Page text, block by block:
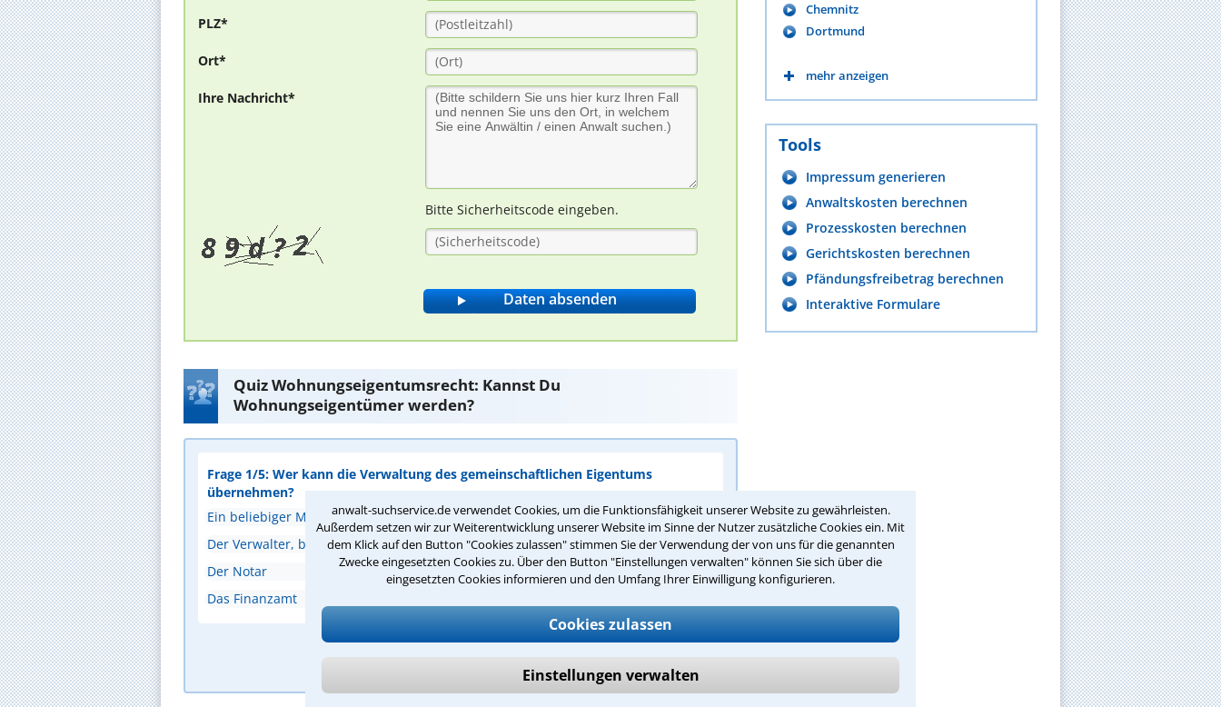
anwalt-suchservice.de verwendet Cookies, um die Funktionsfähigkeit unserer Website zu gewährleisten.
Außerdem setzen wir zur Weiterentwicklung unserer Website im Sinne der Nutzer zusätzliche Cookies ein. Mit
dem Klick auf den Button "Cookies zulassen" stimmen Sie der Verwendung der von uns für die genannten
Zwecke eingesetzten Cookies zu. Über den Button "Einstellungen verwalten" können Sie sich über die
eingesetzten Cookies informieren und den Umfang Ihrer Einwilligung konfigurieren.
Cookies zulassen
Einstellungen verwalten
PLZ*
Ort*
Ihre Nachricht*
Bitte Sicherheitscode eingeben.
Quiz Wohnungseigentumsrecht: Kannst Du
Wohnungseigentümer werden?
Frage 1/5: Wer kann die Verwaltung des gemeinschaftlichen Eigentums
übernehmen?
Ein beliebiger Mieter
Der Verwalter, bestellt durch die Eigentümerversammlung
Der Notar
Das Finanzamt
Chemnitz
Dortmund
mehr anzeigen
Tools
Impressum generieren
Anwaltskosten berechnen
Prozesskosten berechnen
Gerichtskosten berechnen
Pfändungsfreibetrag berechnen
Interaktive Formulare